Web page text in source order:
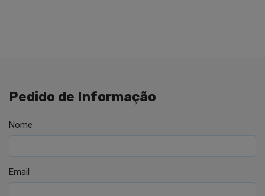
Pedido de Informação
Nome
Email